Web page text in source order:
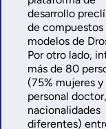
desarrollo
de compuestos
modelos de
Por otro lado,
más de 80
(75% mujeres y
personal
nacionalidades
diferentes)